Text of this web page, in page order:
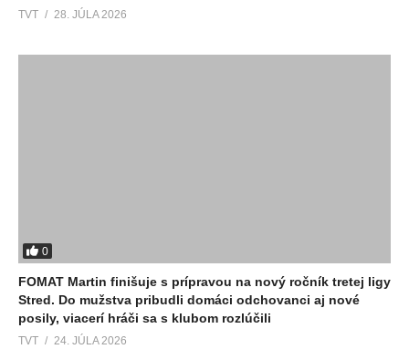
TVT 28. JÚLA 2026
0
FOMAT Martin finišuje s prípravou na nový ročník tretej ligy
Stred. Do mužstva pribudli domáci odchovanci aj nové
posily, viacerí hráči sa s klubom rozlúčili
TVT 24. JÚLA 2026